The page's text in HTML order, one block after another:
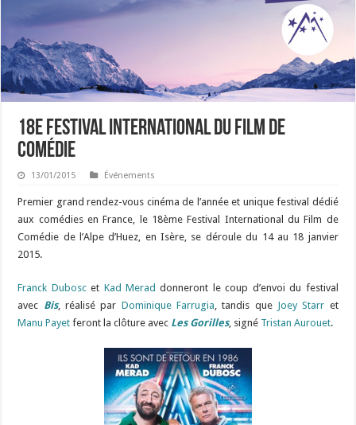
18e Festival International du Film de
Comédie
13/01/2015 Événements
Premier grand rendez-vous cinéma de l’année et unique festival dédié
aux comédies en France, le 18ème Festival International du Film de
Comédie de l’Alpe d’Huez, en Isère, se déroule du 14 au 18 janvier
2015.
Franck Duboscet Kad Merad donneront le coup d’envoi du festival
avec Bis, réalisé par Dominique Farrugia, tandis que Joey Starr et
Manu Payet feront la clôture avec Les Gorilles, signé Tristan Aurouet.